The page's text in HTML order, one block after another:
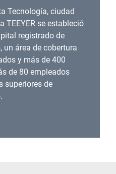
Tecnología, ciudad
TEEYER se estableció
registrado de
un área de cobertura
y más de 400
de 80 empleados
superiores de